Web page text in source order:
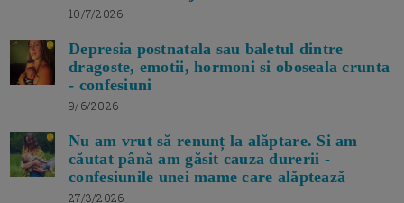
10/7/2026
Depresia postnatala sau baletul dintre
dragoste, emotii, hormoni si oboseala crunta
- confesiuni
9/6/2026
Nu am vrut să renunț la alăptare. Si am
căutat până am găsit cauza durerii -
confesiunile unei mame care alăptează
27/3/2026